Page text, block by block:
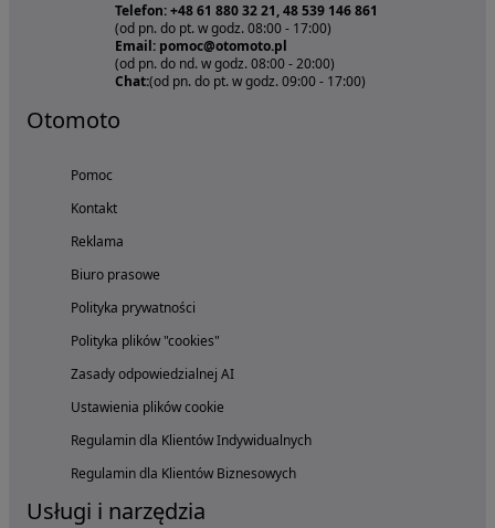
Telefon: +48 61 880 32 21, 48 539 146 861
(od pn. do pt. w godz. 08:00 - 17:00)
Email: pomoc@otomoto.pl
(od pn. do nd. w godz. 08:00 - 20:00)
Chat:(od pn. do pt. w godz. 09:00 - 17:00)
Otomoto
Pomoc
Kontakt
Reklama
Biuro prasowe
Polityka prywatności
Polityka plików "cookies"
Zasady odpowiedzialnej AI
Ustawienia plików cookie
Regulamin dla Klientów Indywidualnych
Regulamin dla Klientów Biznesowych
Usługi i narzędzia